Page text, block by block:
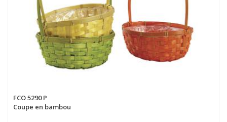
FCO 5290 P
Coupe en bambou